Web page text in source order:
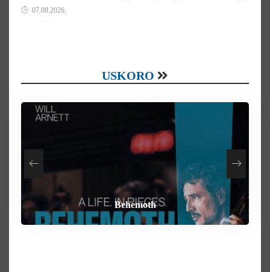
07.08.2026.
USKORO
Heart of the Beast
Behemoth
How To Rob A Bank
By Any Means